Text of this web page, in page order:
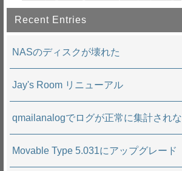
Recent Entries
NASのディスクが壊れた
Jay's Room リニューアル
qmailanalogでログが正常に集計され
Movable Type 5.031にアップグレード